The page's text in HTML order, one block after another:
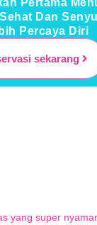
Pertama
Dan
Percaya Diri
sekarang
yang super